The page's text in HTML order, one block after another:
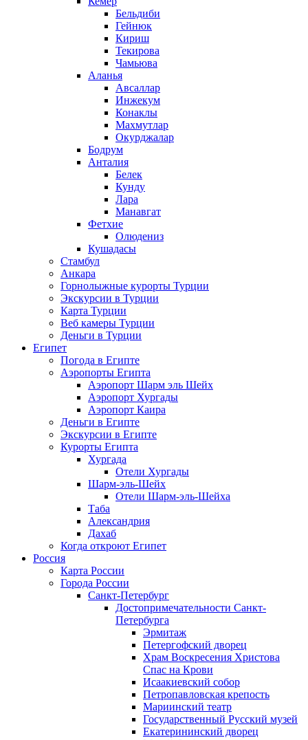
Бельдиби
Гейнюк
Кириш
Текирова
Чамьюва
Аланья
Авсаллар
Инжекум
Конаклы
Махмутлар
Окурджалар
Бодрум
Анталия
Белек
Кунду
Лара
Манавгат
Фетхие
Олюдениз
Кушадасы
Стамбул
Анкара
Горнолыжные курорты Турции
Экскурсии в Турции
Карта Турции
Веб камеры Турции
Деньги в Турции
Египет
Погода в Египте
Аэропорты Египта
Аэропорт Шарм эль Шейх
Аэропорт Хургады
Аэропорт Каира
Деньги в Египте
Экскурсии в Египте
Курорты Египта
Хургада
Отели Хургады
Шарм-эль-Шейх
Отели Шарм-эль-Шейха
Таба
Александрия
Дахаб
Когда откроют Египет
Россия
Карта России
Города России
Санкт-Петербург
Достопримечательности Санкт-
Петербурга
Эрмитаж
Петергофский дворец
Храм Воскресения Христова
Спас на Крови
Исаакиевский собор
Петропавловская крепость
Мариинский театр
Государственный Русский музей
Екатерининский дворец